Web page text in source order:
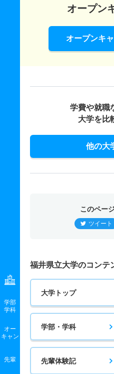
学部
学科
オー
キャン
先輩
オープン
オープンキ
学費や就職
大学を比
他の大
このペー
ツイート
福井県立大学のコンテ
大学トップ
学部・学科
先輩体験記